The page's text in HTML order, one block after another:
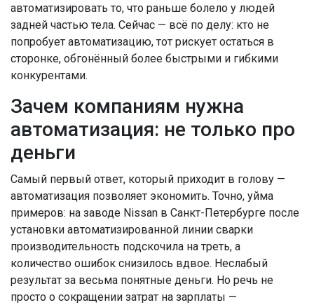
автоматизировать то, что раньше болело у людей
задней частью тела. Сейчас — всё по делу: кто не
попробует автоматизацию, тот рискует остаться в
сторонке, обгонённый более быстрыми и гибкими
конкурентами.
Зачем компаниям нужна
автоматизация: не только про
деньги
Самый первый ответ, который приходит в голову —
автоматизация позволяет экономить. Точно, уйма
примеров: на заводе Nissan в Санкт-Петербурге после
установки автоматизированной линии сварки
производительность подскочила на треть, а
количество ошибок снизилось вдвое. Неслабый
результат за весьма понятные деньги. Но речь не
просто о сокращении затрат на зарплаты —